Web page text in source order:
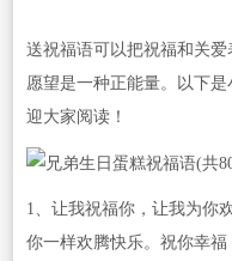
送祝福语可以把祝福和关
愿望是一种正能量。以下
迎大家阅读！
1、让我祝福你，让我为你
你一样欢腾快乐。祝你幸福